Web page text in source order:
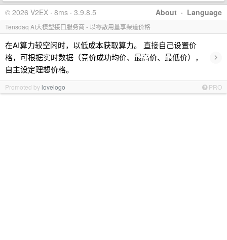
About · Language
© 2026 V2EX · 8ms · 3.9.8.5
Tensdaq AI大模型接口服务商 - 以零散用量享渠道价格
在AI算力较空闲时，以低成本获取算力。 直接自己设置价
格，可根据实时数据（竞价成功均价、最高价、最低价），
自主设定理想价格。
›
Promoted bylovelogo PRO